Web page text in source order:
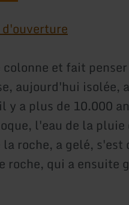
et fait
aujourd'hui isolée,
a plus de 10.000
l'eau de la pluie
roche, a gelé, s'est
roche, qui a ensuite